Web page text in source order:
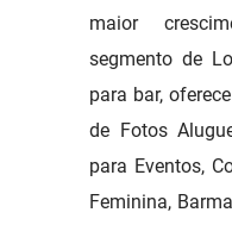
maior
segmento de
para bar,
de Fotos
para Eventos,
Feminina,